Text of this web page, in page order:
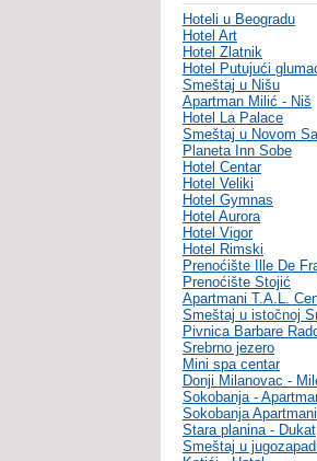
Hoteli u Beogradu
Hotel Art
Hotel Zlatnik
Hotel Putujući
Smeštaj u Nišu
Apartman Milić - Niš
Hotel La Palace
Smeštaj u Novom
Planeta Inn Sobe
Hotel Centar
Hotel Veliki
Hotel Gymnas
Hotel Aurora
Hotel Vigor
Hotel Rimski
Prenoćište Ille De
Prenoćište Stojić
Apartmani T.A.L.
Smeštaj u istočnoj
Pivnica Barbare
Srebrno jezero
Mini spa centar
Donji Milanovac -
Sokobanja -
Sokobanja
Stara planina - Dukat
Smeštaj u